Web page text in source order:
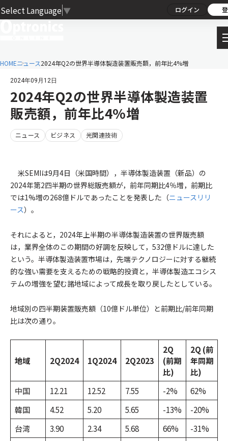
Select Language ▼ ログイン
HOMEニュース2024年Q2の世界半導体製造装置販売額，前年比4%増
2024年09月12日
2024年Q2の世界半導体製造装置
販売額，前年比4%増
ニュース ビジネス 光関連技術
米SEMIは9月4日（米国時間），半導体製造装置（新品）の
2024年第2四半期の世界総販売額が，前年同期比4％増，前期比
では1%増の268億ドルであったことを発表した（ニュースリリ
ース）。
それによると，2024年上半期の半導体製造装置の世界販売額
は，業界全体のこの期間の好調を反映して，532億ドルに達した
という。半導体製造装置市場は，先端テクノロジーに対する継続
的な強い需要を支えるための戦略的投資と，半導体製造エコシス
テムの増強を望む諸地域によって成長を取り戻したとしている。
地域別の四半期装置販売額（10億ドル単位）と前期比/前年同期
比は次の通り。
地域 2Q2024 1Q2024 2Q2023
2Q
(前期
比)
2Q (前
年同期
比)
中国
12.21 12.52 7.55 -2%
62%
韓国
4.52 5.20 5.65 -13%
-20%
台湾
3.90 2.34 5.68 66%
-31%